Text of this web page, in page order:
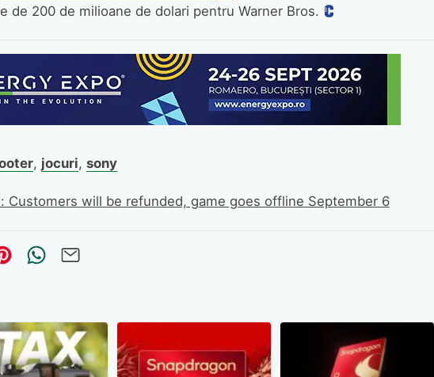
de 200 de milioane de dolari pentru Warner Bros.
, jocuri, sony
Customers will be refunded, game goes offline September 6
Facebook
pe Twitter
pe LinkedIn
Distribuie pe Pinterest
Trimite prin whatsapp